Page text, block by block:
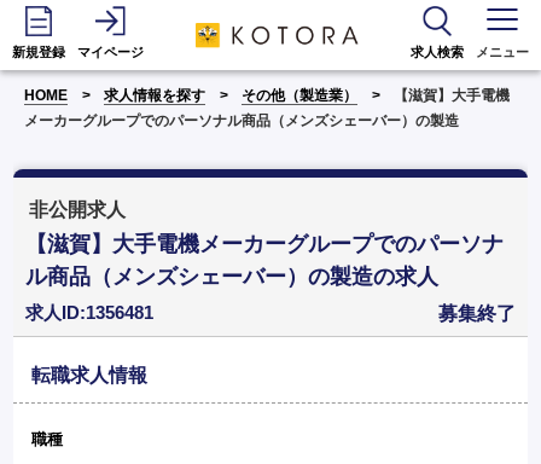
新規登録 マイページ 求人検索 メニュー
HOME 求人情報を探す その他（製造業）
【滋賀】大手電機
メーカーグループでのパーソナル商品（メンズシェーバー）の製造
非公開求人
【滋賀】大手電機メーカーグループでのパーソナ
ル商品（メンズシェーバー）の製造の求人
求人ID:1356481 募集終了
転職求人情報
職種